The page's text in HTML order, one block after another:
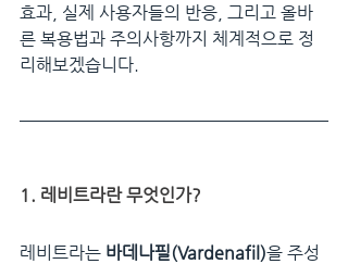
효과, 실제 사용자들의 반응, 그리고 올바
른 복용법과 주의사항까지 체계적으로 정
리해보겠습니다.
1. 레비트라란 무엇인가?
레비트라는 바데나필(Vardenafil)을 주성